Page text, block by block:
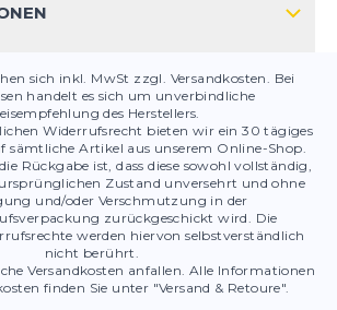
sich inkl. MwSt zzgl. Versandkosten. Bei
handelt es sich um unverbindliche
des Herstellers.
Widerrufsrecht bieten wir ein 30 tägiges
sämtliche Artikel aus unserem Online-Shop.
Rückgabe ist, dass diese sowohl vollständig,
Zustand unversehrt und ohne
und/oder Verschmutzung in der
zurückgeschickt wird. Die
werden hiervon selbstverständlich
nicht berührt.
Versandkosten anfallen. Alle Informationen
finden Sie unter "Versand & Retoure".